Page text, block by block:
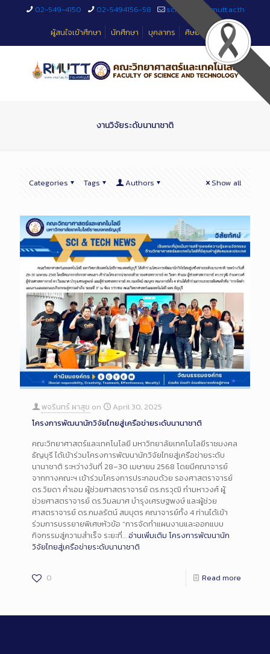
02-549-4150 02-5494156-58
sciteched@rmutt.ac.th
ผู้สนใจเข้าศึกษา
นักศึกษา บุคลากร ศิษย์เก่า
งานวิจัยระดับนานาชาติ
Categories Tags Authors Show all
พจรินทร์ ผาสุข on
April 30, 2025
โครงการพัฒนานักวิจัยไทยสู่เครือข่ายระดับนานาชาติ
คณะวิทยาศาสตร์และเทคโนโลยี มหาวิทยาลัยเทคโนโลยีราชมงคล
ธัญบุรี ได้เข้าร่วมโครงการพัฒนานักวิจัยไทยสู่เครือข่ายระดับ
นานาชาติ ระหว่างวันที่ 28–30 เมษายน 2568 โดยมีคณาจารย์
จากทางคณะฯ เข้าร่วมโครงการประกอบด้วย รองศาสตราจารย์
ดร.วิยดา คำเอม ผู้ช่วยศาสตราจารย์ ดร.กรวุฒิ กำมหาวงศ์ ผู้
ช่วยศาสตราจารย์ ดร.วิมลมาศ บำรุงเศรษฐพงษ์ และผู้ช่วย
ศาสตราจารย์ ดร.กมลรัตน์ สมบุตร คณาจารย์ทั้ง 4 ท่านได้เข้า
ร่วมการบรรยายพิเศษหัวข้อ “การจัดทำแผนงานและออกแบบ
กิจกรรมสู่ความสำเร็จ ระยะที่…อ่านเพิ่มเติม โครงการพัฒนานัก
วิจัยไทยสู่เครือข่ายระดับนานาชาติ
0 Read more